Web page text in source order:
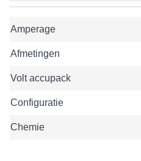
Amperage
Afmetingen
Volt accupack
Configuratie
Chemie